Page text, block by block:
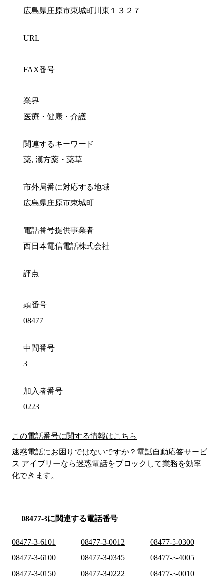
広島県庄原市東城町川東１３２７
URL
FAX番号
業界
医療・健康・介護
関連するキーワード
薬, 漢方薬・薬草
市外局番に対応する地域
広島県庄原市東城町
電話番号提供事業者
西日本電信電話株式会社
評点
頭番号
08477
中間番号
3
加入者番号
0223
この電話番号に関する情報はこちら
迷惑電話にお困りではないですか？電話自動応答サービ
ス アイブリーなら迷惑電話をブロックして業務を効率
化できます。
08477-3に関連する電話番号
08477-3-6101 08477-3-0012
08477-3-0300
08477-3-6100
08477-3-0345
08477-3-4005
08477-3-0150
08477-3-0222
08477-3-0010